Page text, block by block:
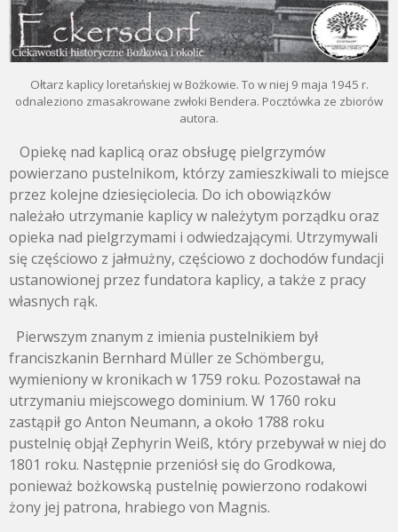
Ołtarz kaplicy loretańskiej w Bożkowie. To w niej 9 maja 1945 r.
odnaleziono zmasakrowane zwłoki Bendera. Pocztówka ze zbiorów
autora.
Opiekę nad kaplicą oraz obsługę pielgrzymów
powierzano pustelnikom, którzy zamieszkiwali to miejsce
przez kolejne dziesięciolecia. Do ich obowiązków
należało utrzymanie kaplicy w należytym porządku oraz
opieka nad pielgrzymami i odwiedzającymi. Utrzymywali
się częściowo z jałmużny, częściowo z dochodów fundacji
ustanowionej przez fundatora kaplicy, a także z pracy
własnych rąk.
Pierwszym znanym z imienia pustelnikiem był
franciszkanin Bernhard Müller ze Schömbergu,
wymieniony w kronikach w 1759 roku. Pozostawał na
utrzymaniu miejscowego dominium. W 1760 roku
zastąpił go Anton Neumann, a około 1788 roku
pustelnię objął Zephyrin Weiß, który przebywał w niej do
1801 roku. Następnie przeniósł się do Grodkowa,
ponieważ bożkowską pustelnię powierzono rodakowi
żony jej patrona, hrabiego von Magnis.